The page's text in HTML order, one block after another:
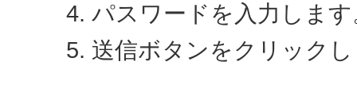
4. パスワードを入力します
5. 送信ボタンをクリックし